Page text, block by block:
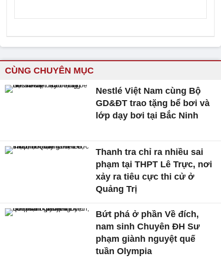
CÙNG CHUYÊN MỤC
Nestlé Việt Nam cùng Bộ
GD&ĐT trao tặng bể bơi và
lớp dạy bơi tại Bắc Ninh
Thanh tra chỉ ra nhiều sai
phạm tại THPT Lê Trực, nơi
xảy ra tiêu cực thi cử ở
Quảng Trị
Bứt phá ở phần Về đích,
nam sinh Chuyên ĐH Sư
phạm giành nguyệt quế
tuần Olympia